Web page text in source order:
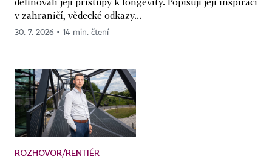
v zahraničí, vědecké odkazy...
30. 7. 2026 ▪ 14 min. čtení
ROZHOVOR/RENTIÉR